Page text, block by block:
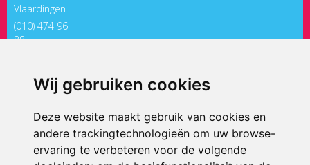
Wij gebruiken cookies
Deze website maakt gebruik van cookies en
andere trackingtechnologieën om uw browse-
ervaring te verbeteren voor de volgende
Vlaardingen
(010) 474 96
88
ONDERDEEL VAN